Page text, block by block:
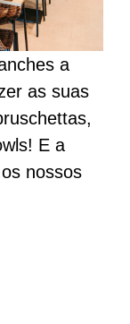
a
as suas
E a
nossos